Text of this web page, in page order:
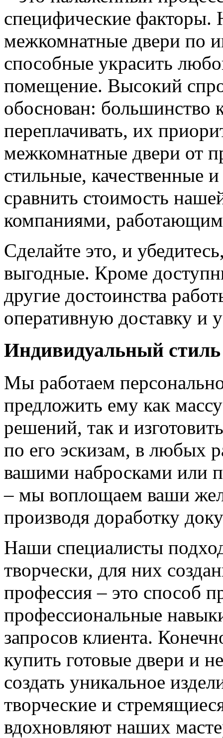
специфические
межкомнатные двери по
способные украсить
помещение. Высокий
обоснован: большинство
переплачивать, их
межкомнатные двери от
стильные, качественные
сравнить стоимость
компаниями,
Сделайте это, и
выгодные. Кроме
другие достоинства
оперативную доставку и
Индивидуальный стиль
Мы работаем
предложить ему как
решений, так и
по его эскизам, в любых
вашими набросками или
– мы воплощаем ваши
производя доработку
Наши специалисты
творчески, для них
профессия – это способ
профессиональные
запросов клиента.
купить готовые двери и
создать уникальное
творческие и
вдохновляют наших